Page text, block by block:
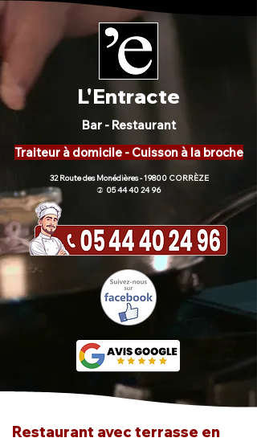
L'Entracte
Bar - Restaurant
Traiteur à domicile - Cuisson à la broche
32 Route des Monédières - 19800 CORRÈZE
) 05 44 40 24 96
Restaurant avec terrasse en